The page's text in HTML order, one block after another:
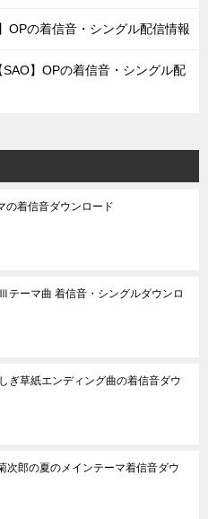
OPの着信音・シングル配信情報
】OPの着信音・シングル配
の着信音ダウンロード
テーマ曲 着信音・シングルダウンロ
ぎ草紙エンディング曲の着信音ダウ
次郎の夏のメインテーマ着信音ダウ